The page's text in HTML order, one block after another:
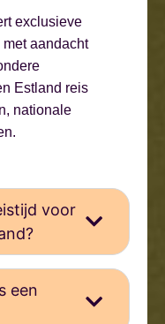
exclusieve
aandacht
Estland reis
nationale
voor
een